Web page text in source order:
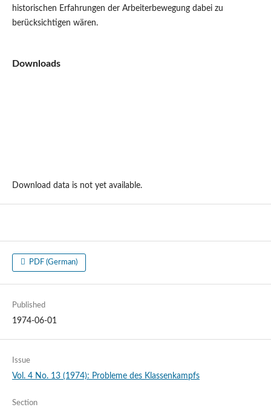
historischen Erfahrungen der Arbeiterbewegung dabei zu
berücksichtigen wären.
Downloads
Download data is not yet available.
PDF (German)
Published
1974-06-01
Issue
Vol. 4 No. 13 (1974): Probleme des Klassenkampfs
Section